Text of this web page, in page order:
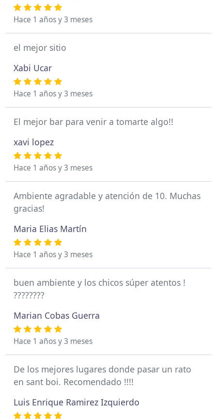
Hace 1 años y 3 meses
el mejor sitio
Xabi Ucar
Hace 1 años y 3 meses
El mejor bar para venir a tomarte algo!!
xavi lopez
Hace 1 años y 3 meses
Ambiente agradable y atención de 10. Muchas
gracias!
Maria Elias Martín
Hace 1 años y 3 meses
buen ambiente y los chicos súper atentos !
????????
Marian Cobas Guerra
Hace 1 años y 3 meses
De los mejores lugares donde pasar un rato
en sant boi. Recomendado !!!!
Luis Enrique Ramirez Izquierdo